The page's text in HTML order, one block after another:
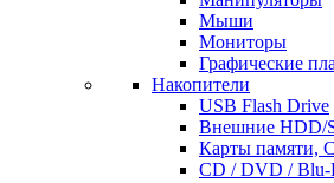
Мыши
Мониторы
Графические
Накопители
USB Flash Drive
Внешние HDD/
Карты памяти,
CD / DVD / Blu-